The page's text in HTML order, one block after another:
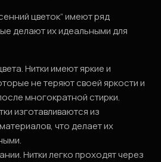
цветок” имеют ряд
делают их идеальными для
Нитки имеют яркие и
не теряют своей яркости и
многократной стирки.
изготавливаются из
что делает их
Нитки легко проходят через